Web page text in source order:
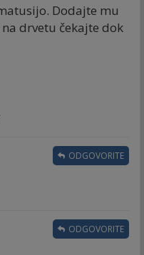
Dodajte mu
drvetu čekajte dok
ODGOVORITE
ODGOVORITE